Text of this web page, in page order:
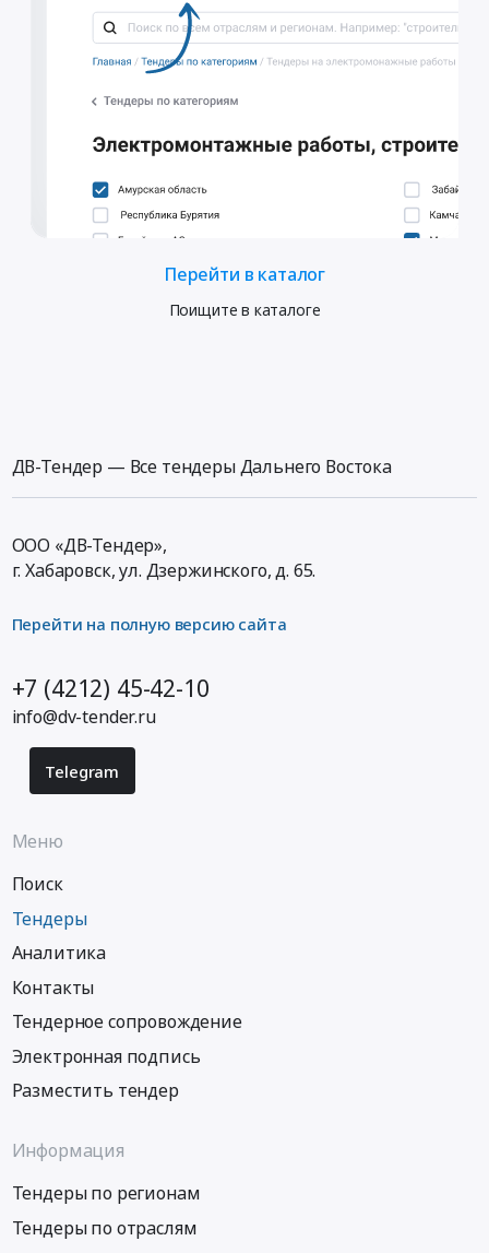
Перейти в каталог
Поищите в каталоге
ДВ-Тендер — Все тендеры Дальнего Востока
ООО «ДВ-Тендер»,
г. Хабаровск,ул. Дзержинского, д. 65.
Перейти на полную версию сайта
+7 (4212) 45-42-10
info@dv-tender.ru
Telegram
Меню
Поиск
Тендеры
Аналитика
Контакты
Тендерное сопровождение
Электронная подпись
Разместить тендер
Информация
Тендеры по регионам
Тендеры по отраслям